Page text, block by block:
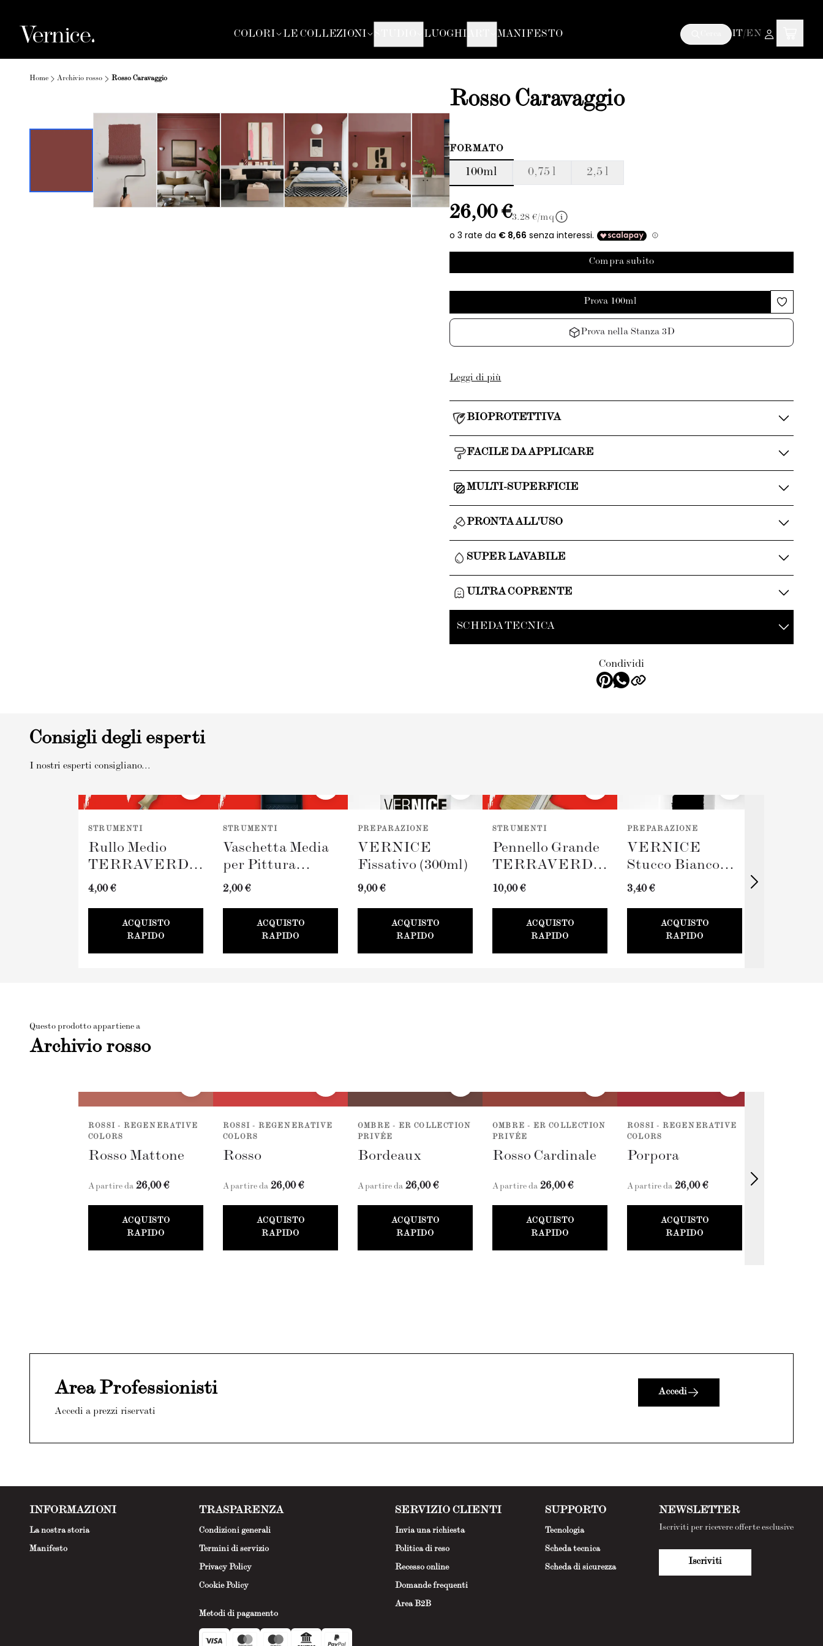
COLORI LE COLLEZIONI LUOGHI MANIFESTO IT/EN
Home Archivio rosso Rosso Caravaggio
Rosso Caravaggio
FORMATO
100ml 0,75 l 2,5 l
26,00 €3.28 €/mq
Compra subito
Prova 100ml
Prova nella Stanza 3D
Leggi di più
BIOPROTETTIVA
FACILE DA APPLICARE
MULTI-SUPERFICIE
PRONTA ALL'USO
SUPER LAVABILE
ULTRA COPRENTE
SCHEDA TECNICA
Condividi
Consigli degli esperti
I nostri esperti consigliano...
STRUMENTI
Rullo Medio
TERRAVERDE
(100mm)
4,00 €
ACQUISTO
RAPIDO
STRUMENTI
Vaschetta Media
per Pittura
TERRAVERDE
2,00 €
ACQUISTO
RAPIDO
PREPARAZIONE
VERNICE
Fissativo (300ml)
9,00 €
ACQUISTO
RAPIDO
STRUMENTI
Pennello Grande
TERRAVERDE
(100mm)
10,00 €
ACQUISTO
RAPIDO
PREPARAZIONE
VERNICE
Stucco Bianco
(100ml) + Stucco
3,40 €
ACQUISTO
RAPIDO
Questo prodotto appartiene a
Archivio rosso
ROSSI - REGENERATIVE
COLORS
Rosso Mattone
A partire da 26,00 €
ACQUISTO
RAPIDO
ROSSI - REGENERATIVE
COLORS
Rosso
A partire da 26,00 €
ACQUISTO
RAPIDO
OMBRE - ER COLLECTION
PRIVÉE
Bordeaux
A partire da 26,00 €
ACQUISTO
RAPIDO
OMBRE - ER COLLECTION
PRIVÉE
Rosso Cardinale
A partire da 26,00 €
ACQUISTO
RAPIDO
ROSSI - REGENERATIVE
COLORS
Porpora
A partire da 26,00 €
ACQUISTO
RAPIDO
Area Professionisti
Accedi a prezzi riservati
Accedi
INFORMAZIONI
La nostra storia
Manifesto
TRASPARENZA
Condizioni generali
Termini di servizio
Privacy Policy
Cookie Policy
Metodi di pagamento
SERVIZIO CLIENTI
Invia una richiesta
Politica di reso
Recesso online
Domande frequenti
Area B2B
SUPPORTO
Tecnologia
Scheda tecnica
Scheda di sicurezza
NEWSLETTER
Iscriviti per ricevere offerte esclusive
Iscriviti